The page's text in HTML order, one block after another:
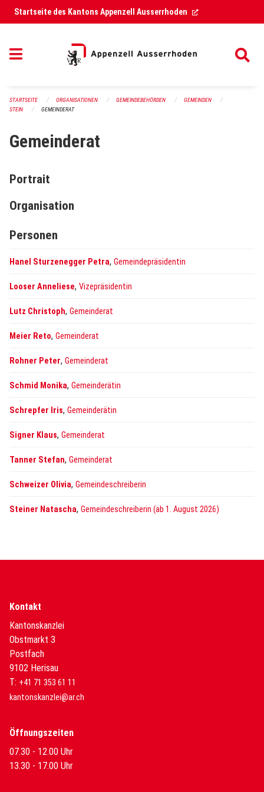
Navigation überspringen
Startseite des Kantons Appenzell Ausserrhoden (External Link)
STARTSEITE ORGANISATIONEN GEMEINDEBEHÖRDEN
GEMEINDEN
STEIN
GEMEINDERAT
Gemeinderat
Portrait
Organisation
Personen
Hanel Sturzenegger Petra, Gemeindepräsidentin
Looser Anneliese, Vizepräsidentin
Lutz Christoph, Gemeinderat
Meier Reto, Gemeinderat
Rohner Peter, Gemeinderat
Schmid Monika, Gemeinderätin
Schrepfer Iris, Gemeinderätin
Signer Klaus, Gemeinderat
Tanner Stefan, Gemeinderat
Schweizer Olivia, Gemeindeschreiberin
Steiner Natascha, Gemeindeschreiberin (ab 1. August 2026)
Kontakt
Kantonskanzlei
Obstmarkt 3
Postfach
9102 Herisau
T: +41 71 353 61 11
kantonskanzlei@ar.ch
Öffnungszeiten
07.30 - 12.00 Uhr
13.30 - 17.00 Uhr